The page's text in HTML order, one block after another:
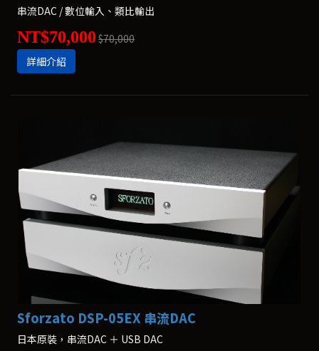
串流DAC / 數位輸入、類比輸出
NT$70,000 $70,000
詳細介紹
Sforzato DSP-05EX 串流DAC
日本原裝，串流DAC ＋ USB DAC